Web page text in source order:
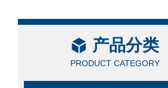
产品分类
PRODUCT CATEGORY